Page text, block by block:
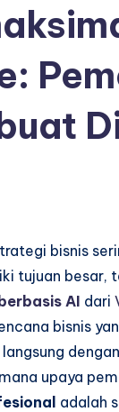
bisnis
tujuan besar,
AI dari
bisnis
upaya
adalah